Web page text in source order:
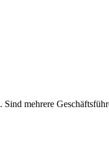
mehrere